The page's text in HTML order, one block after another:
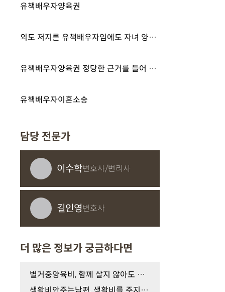
유책배우자양육권
외도 저지른 유책배우자임에도 자녀 양육권 확보에 성공한 사례
유책배우자양육권 정당한 근거를 들어 확보한 사례
유책배우자이혼소송
담당 전문가
이수학변호사/변리사
길인영변호사
더 많은 정보가 궁금하다면
별거중양육비, 함께 살지 않아도 양육비를 지급해야 …